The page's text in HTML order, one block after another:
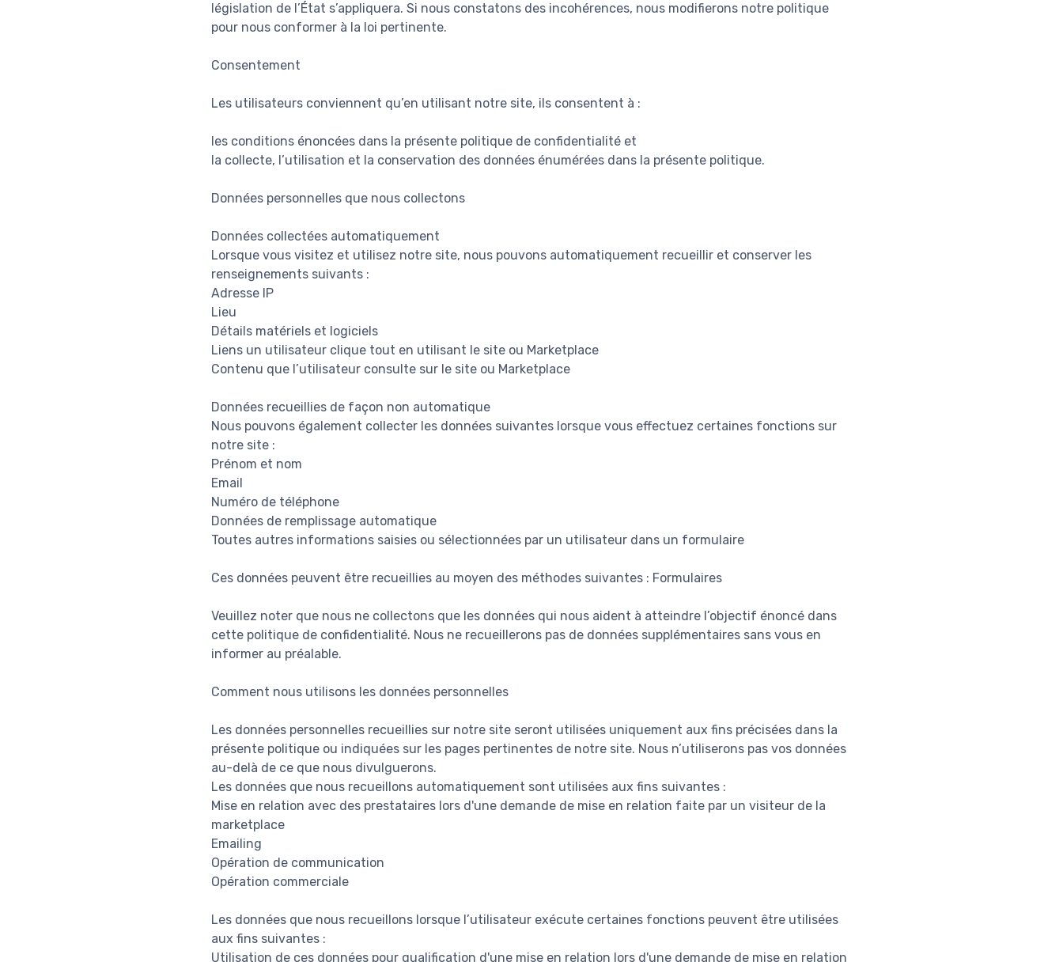
législation de l’État s’appliquera. Si nous constatons des incohérences, nous modifierons notre politique
pour nous conformer à la loi pertinente.
Consentement
Les utilisateurs conviennent qu’en utilisant notre site, ils consentent à :
les conditions énoncées dans la présente politique de confidentialité et
la collecte, l’utilisation et la conservation des données énumérées dans la présente politique.
Données personnelles que nous collectons
Données collectées automatiquement
Lorsque vous visitez et utilisez notre site, nous pouvons automatiquement recueillir et conserver les
renseignements suivants :
Adresse IP
Lieu
Détails matériels et logiciels
Liens un utilisateur clique tout en utilisant le site ou Marketplace
Contenu que l’utilisateur consulte sur le site ou Marketplace
Données recueillies de façon non automatique
Nous pouvons également collecter les données suivantes lorsque vous effectuez certaines fonctions sur
notre site :
Prénom et nom
Email
Numéro de téléphone
Données de remplissage automatique
Toutes autres informations saisies ou sélectionnées par un utilisateur dans un formulaire
Ces données peuvent être recueillies au moyen des méthodes suivantes : Formulaires
Veuillez noter que nous ne collectons que les données qui nous aident à atteindre l’objectif énoncé dans
cette politique de confidentialité. Nous ne recueillerons pas de données supplémentaires sans vous en
informer au préalable.
Comment nous utilisons les données personnelles
Les données personnelles recueillies sur notre site seront utilisées uniquement aux fins précisées dans la
présente politique ou indiquées sur les pages pertinentes de notre site. Nous n’utiliserons pas vos données
au-delà de ce que nous divulguerons.
Les données que nous recueillons automatiquement sont utilisées aux fins suivantes :
Mise en relation avec des prestataires lors d'une demande de mise en relation faite par un visiteur de la
marketplace
Emailing
Opération de communication
Opération commerciale
Les données que nous recueillons lorsque l’utilisateur exécute certaines fonctions peuvent être utilisées
aux fins suivantes :
Utilisation de ces données pour qualification d'une mise en relation lors d'une demande de mise en relation